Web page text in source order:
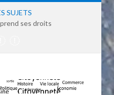
SUJETS
ses droits